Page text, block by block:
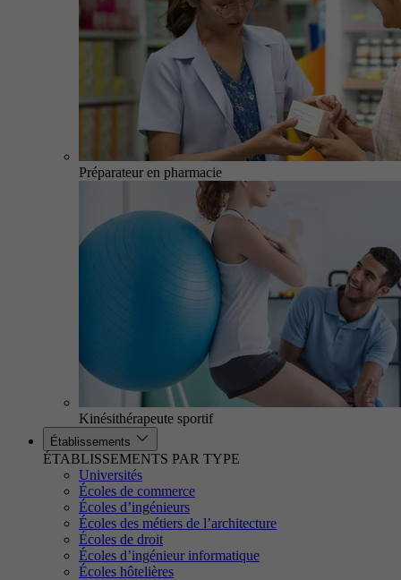
Préparateur en pharmacie
Kinésithérapeute sportif
Établissements
ÉTABLISSEMENTS PAR TYPE
Universités
Écoles de commerce
Écoles d’ingénieurs
Écoles des métiers de l’architecture
Écoles de droit
Écoles d’ingénieur informatique
Écoles hôtelières